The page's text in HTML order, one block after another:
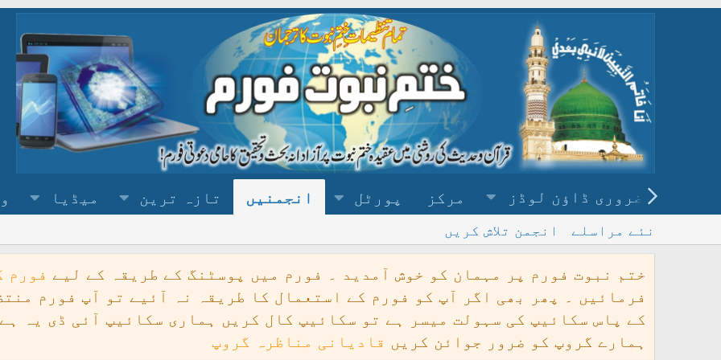
ضروری ڈاؤن لوڈز مرکز پورٹل انجمنیں تازہ ترین میڈیا
نئے مراسلے انجمن تلاش کریں
ختم نبوت فورم پر مہمان کو خوش آمدید ۔ فورم میں پوسٹنگ کے طریقہ کے لیے فورم
فرمائیں ۔ پھر بھی اگر آپ کو فورم کے استعمال کا طریقہ نہ آئیے تو آپ فورم
ہمارے گروپ کو ضرور جوائن کریں قادیانی مناظرہ گروپ